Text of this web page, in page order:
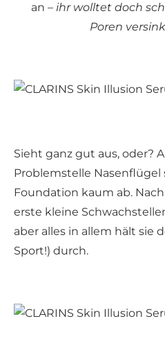
an – ihr wolltet doch
Poren
Sieht ganz gut aus, oder?
Problemstelle Nasenflügel
Foundation kaum ab.
erste kleine
aber alles in allem hält sie
Sport!) durch.